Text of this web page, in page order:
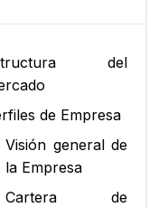
del
de Empresa
Visión general de
la Empresa
Cartera de